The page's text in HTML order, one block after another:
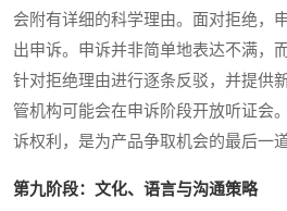
会附有详细的科学理由。面对拒绝，
出申诉。申诉并非简单地表达不满，
针对拒绝理由进行逐条反驳，并提供
管机构可能会在申诉阶段开放听证会
诉权利，是为产品争取机会的最后一道
第九阶段：文化、语言与沟通策略